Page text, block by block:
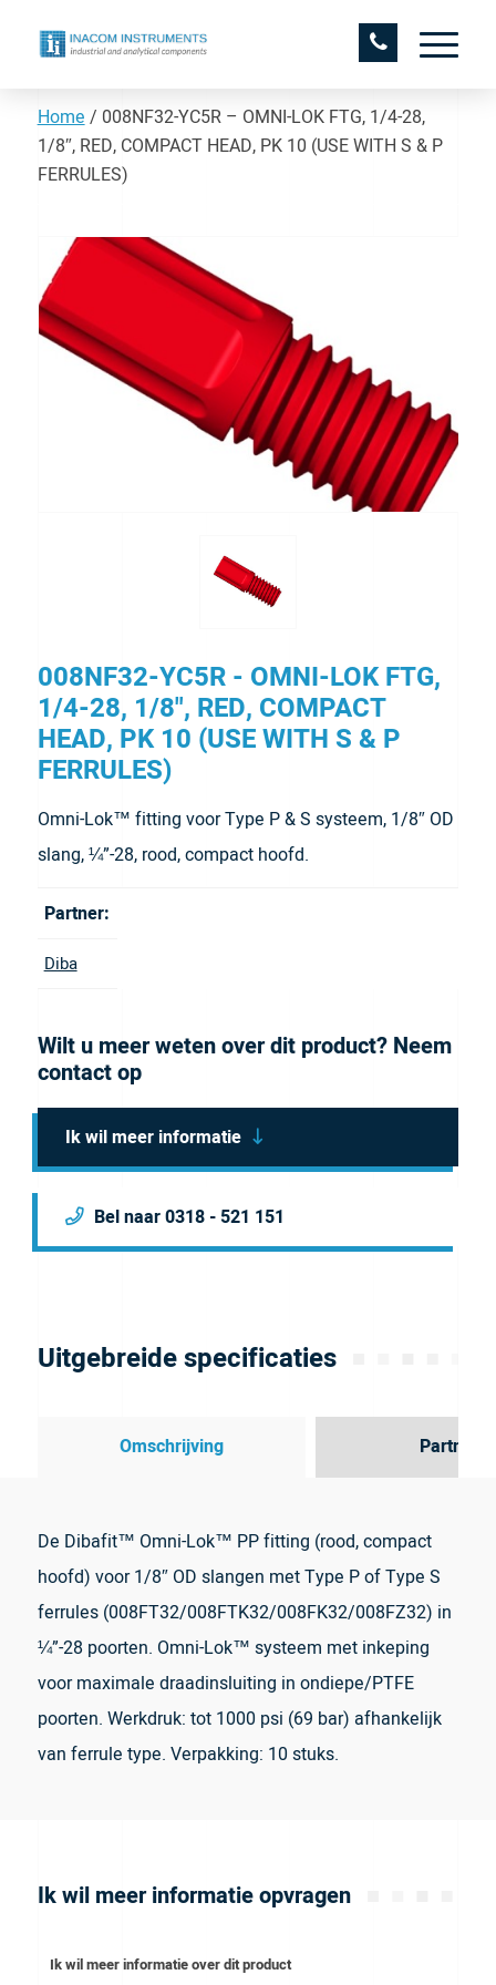
Home / 008NF32-YC5R – OMNI-LOK FTG, 1/4-28,
1/8″, RED, COMPACT HEAD, PK 10 (USE WITH S & P
FERRULES)
008NF32-YC5R - OMNI-LOK FTG,
1/4-28, 1/8", RED, COMPACT
HEAD, PK 10 (USE WITH S & P
FERRULES)
Omni-Lok™ fitting voor Type P & S systeem, 1/8″ OD
slang, ¼”-28, rood, compact hoofd.
Partner:
Diba
Wilt u meer weten over dit product? Neem
contact op
Ik wil meer informatie
Bel naar 0318 - 521 151
Uitgebreide specificaties
Omschrijving Partner
De Dibafit™ Omni-Lok™ PP fitting (rood, compact
hoofd) voor 1/8″ OD slangen met Type P of Type S
ferrules (008FT32/008FTK32/008FK32/008FZ32) in
¼”-28 poorten. Omni-Lok™ systeem met inkeping
voor maximale draadinsluiting in ondiepe/PTFE
poorten. Werkdruk: tot 1000 psi (69 bar) afhankelijk
van ferrule type. Verpakking: 10 stuks.
Ik wil meer informatie opvragen
Ik wil meer informatie over dit product